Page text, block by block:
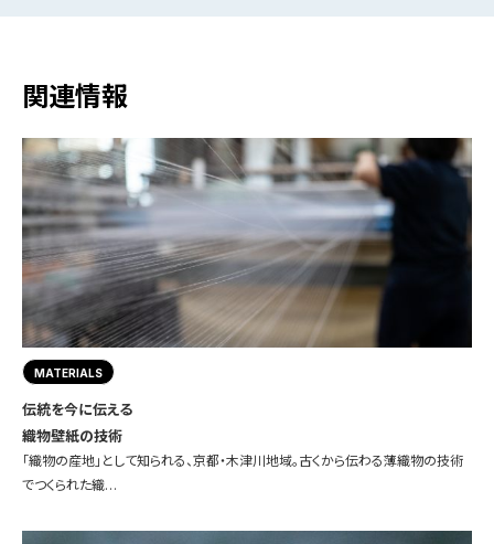
関連情報
MATERIALS
伝統を今に伝える
織物壁紙の技術
「織物の産地」として知られる、京都・木津川地域。古くから伝わる薄織物の技術
でつくられた織…